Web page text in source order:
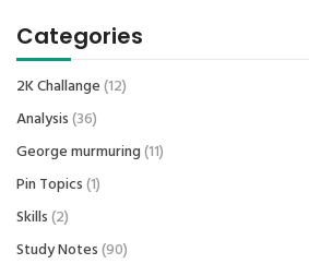
Categories
2K Challange(12)
Analysis(36)
George murmuring(11)
Pin Topics(1)
Skills(2)
Study Notes(90)